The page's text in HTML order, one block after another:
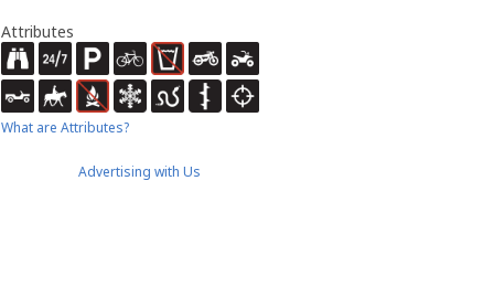
Attributes
What are Attributes?
Advertising with Us